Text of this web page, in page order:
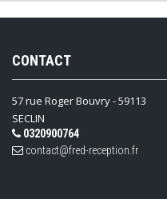
CONTACT
57 rue Roger Bouvry - 59113
SECLIN
0320900764
contact@fred-reception.fr